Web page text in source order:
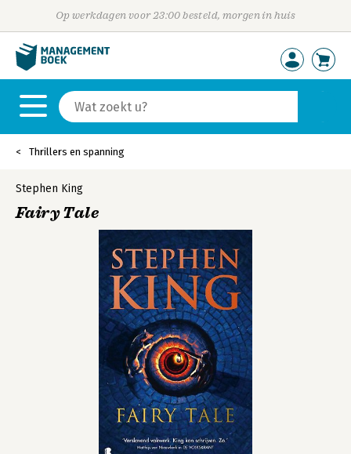
Op werkdagen voor 23:00 besteld, morgen in huis
Thrillers en spanning
Stephen King
Fairy Tale